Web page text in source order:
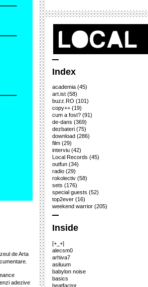
de Arta
adezive
Index
academia (45)
art.ist (58)
buzz.RO (101)
copy++ (19)
cum a fost? (91)
de-dans (369)
dezbateri (75)
download (286)
film (29)
interviu (42)
Local Records (45)
outfun (34)
radio (29)
rokolectiv (58)
sets (176)
special guests (52)
top2ever (16)
weekend warrior (205)
Inside
[+_+]
alecsm0
arhiva7
asiluum
babylon noise
basics
beatfactor